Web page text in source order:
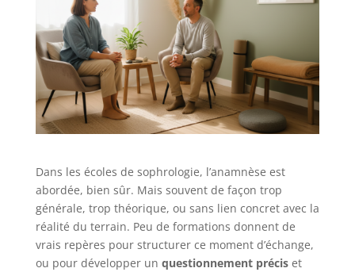
Dans les écoles de sophrologie, l’anamnèse est
abordée, bien sûr. Mais souvent de façon trop
générale, trop théorique, ou sans lien concret avec la
réalité du terrain. Peu de formations donnent de
vrais repères pour structurer ce moment d’échange,
ou pour développer un questionnement préciset